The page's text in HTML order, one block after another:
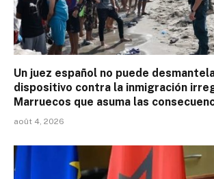
Un juez español no puede
dispositivo contra la inmigración
Marruecos que asuma las
août 4, 2026